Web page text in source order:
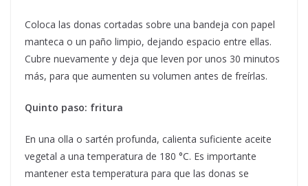
Coloca las donas cortadas sobre una bandeja con papel
manteca o un paño limpio, dejando espacio entre ellas.
Cubre nuevamente y deja que leven por unos 30 minutos
más, para que aumenten su volumen antes de freírlas.
Quinto paso: fritura
En una olla o sartén profunda, calienta suficiente aceite
vegetal a una temperatura de 180 °C. Es importante
mantener esta temperatura para que las donas se